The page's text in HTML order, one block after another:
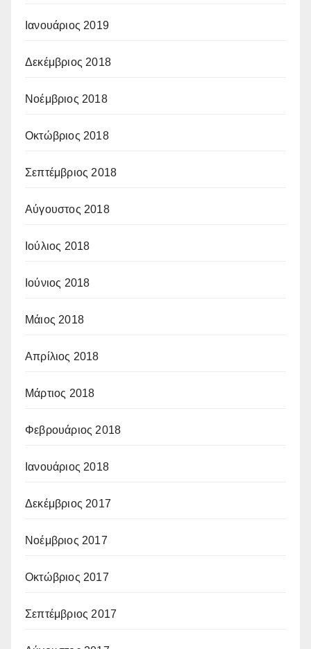
Ιανουάριος 2019
Δεκέμβριος 2018
Νοέμβριος 2018
Οκτώβριος 2018
Σεπτέμβριος 2018
Αύγουστος 2018
Ιούλιος 2018
Ιούνιος 2018
Μάιος 2018
Απρίλιος 2018
Μάρτιος 2018
Φεβρουάριος 2018
Ιανουάριος 2018
Δεκέμβριος 2017
Νοέμβριος 2017
Οκτώβριος 2017
Σεπτέμβριος 2017